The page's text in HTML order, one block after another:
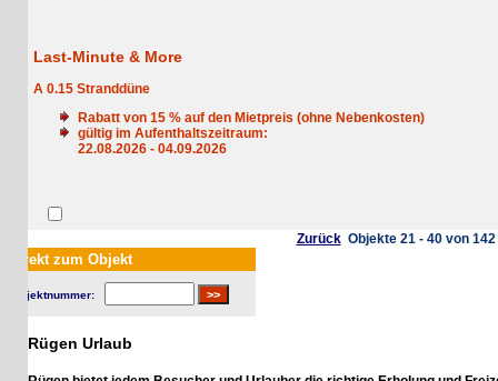
Last-Minute & More
A 0.15 Stranddüne
Rabatt von 15% auf den Mietpreis (ohne Nebenkosten)
gültig im Aufenthaltszeitraum:
22.08.2026 - 04.09.2026
ZurückObjekte 21 - 40 von 142
zum Objekt
Rügen Urlaub